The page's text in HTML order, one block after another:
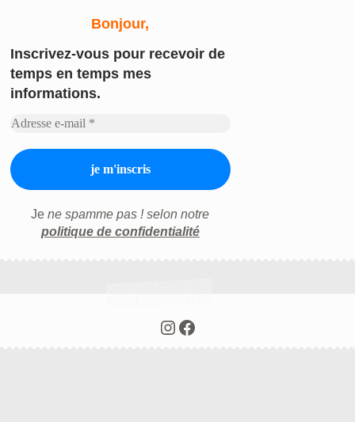
Bonjour,
Inscrivez-vous pour recevoir de
temps en temps mes
informations.
Je ne spamme pas ! selon notre
politique de confidentialité
Instagram
Facebook